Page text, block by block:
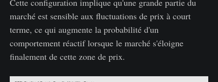
Cette configuration implique qu'une grande partie du
marché est sensible aux fluctuations de prix à court
terme, ce qui augmente la probabilité d'un
comportement réactif lorsque le marché s'éloigne
finalement de cette zone de prix.